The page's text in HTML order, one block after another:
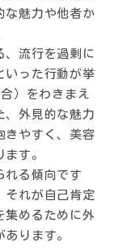
な魅力や他者か
、流行を過剰に
いった行動が挙
）をわきまえ
、外見的な魅力
きやすく、美容
す。
れる傾向です
それが 自己肯定
集めるために外
ります。